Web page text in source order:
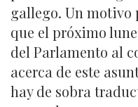
gallego. Un motivo
que el próximo
del Parlamento al
acerca de este
hay de sobra